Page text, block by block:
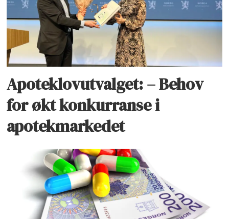
Apoteklovutvalget: – Behov
for økt konkurranse i
apotekmarkedet